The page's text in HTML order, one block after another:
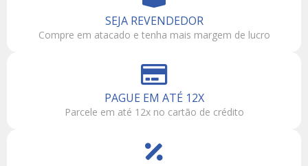
SEJA REVENDEDOR
Compre em atacado e tenha mais margem de lucro
PAGUE EM ATÉ 12X
Parcele em até 12x no cartão de crédito